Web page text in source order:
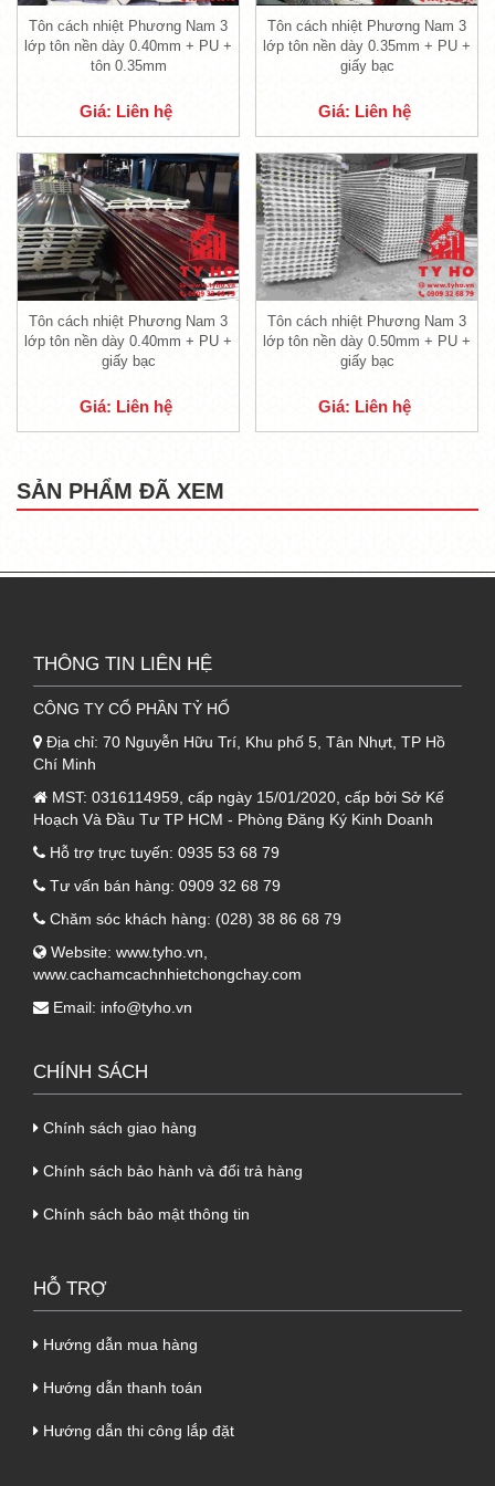
1.1. Lớp tôn nền bên ngoài tôn PU cách
nhiệt Phương Nam 3 lớp
tôn PU Phương Nam 3 lớp
. Được sản xuất
bởi tôn Phương Nam có độ dày 0.45mm giúp
cho sản phẩm nâng cao được độ bền vững,
tồn tại lâu dài ở điều kiện thời tiết khí hậu khắc
nghiệt.
- Tôn Phương Nam là loại tôn lâu đời được
nhiều khách hàng bình chọn là hàng Việt Nam
chất lượng cao.
- Lớp thứ 2 là lớp xốp PU, được thiết kế nằm
bạc bên dưới bao bọc.
hạn chế cháy nổcho công trình.
của lớp xốp PU.
1.3. Lớp thứ ba của tôn cách nhiệt PU
Phương Nam 3 lớp (lớp giấy bạc)
- Lớp dưới cùng là lớp giấy bạc, lớp này không
chịu tác động, không tiếp xúc trực tiếp với yếu
tố môi trường.
- Lớp giấy bạc này có tính năng chống lại các
tia bức xạ nhiệt, dẻo dai và tạo nên độ bền
chotôn cách nhiệt.
- Lớp thứ ba này còn giúp chống thẩm thấu
nhiệt từ bên trên xuống một cách hiệu quả,
1.4. Tóm tắt thông số kỹ thuật sản phẩm
tôn cách nhiệt Phương Nam 3 lớp (tôn +
cấu tạo
vật liệu
nhất
Lớp thứ
Xốp PU
Lớp thứ
Tôn cách nhiệt Phương Nam 3
lớp tôn nền dày 0.40mm + PU +
tôn 0.35mm
Giá: Liên hệ
Tôn cách nhiệt Phương Nam 3
lớp tôn nền dày 0.35mm + PU +
giấy bạc
Giá: Liên hệ
Tôn cách nhiệt Phương Nam 3
lớp tôn nền dày 0.40mm + PU +
giấy bạc
Giá: Liên hệ
Tôn cách nhiệt Phương Nam 3
lớp tôn nền dày 0.50mm + PU +
giấy bạc
Giá: Liên hệ
SẢN PHẨM ĐÃ XEM
THÔNG TIN LIÊN HỆ
CÔNG TY CỔ PHẦN TỶ HỔ
Địa chỉ: 70 Nguyễn Hữu Trí, Khu phố 5, Tân Nhựt, TP Hồ
Chí Minh
MST: 0316114959, cấp ngày 15/01/2020, cấp bởi Sở Kế
Hoạch Và Đầu Tư TP HCM - Phòng Đăng Ký Kinh Doanh
Hỗ trợ trực tuyến: 0935 53 68 79
Tư vấn bán hàng: 0909 32 68 79
Chăm sóc khách hàng: (028) 38 86 68 79
Website: www.tyho.vn,
www.cachamcachnhietchongchay.com
Email: info@tyho.vn
CHÍNH SÁCH
Chính sách giao hàng
Chính sách bảo hành và đổi trả hàng
Chính sách bảo mật thông tin
HỖ TRỢ
Hướng dẫn mua hàng
Hướng dẫn thanh toán
Hướng dẫn thi công lắp đặt